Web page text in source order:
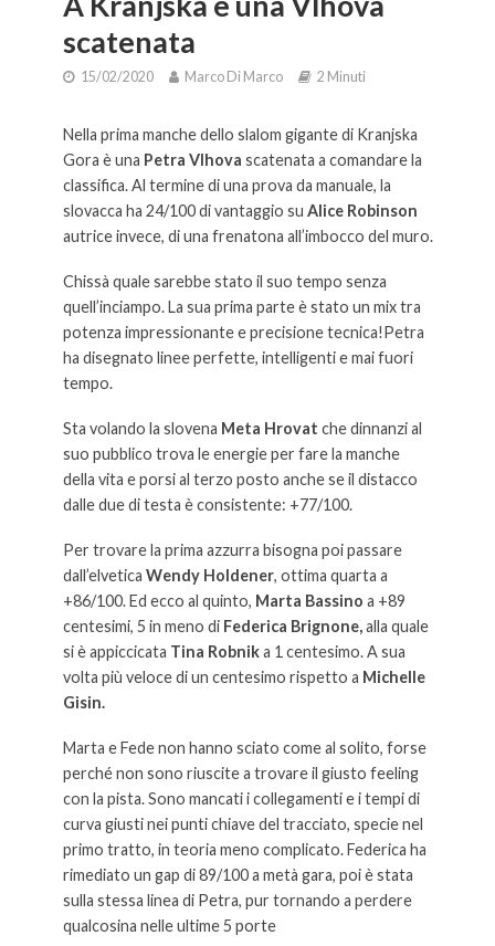
scatenata
15/02/2020 Marco Di Marco 2 Minuti
Nella prima manche dello slalom gigante di Kranjska
Gora è una Petra Vlhova scatenata a comandare la
classifica. Al termine di una prova da manuale, la
slovacca ha 24/100 di vantaggio su Alice Robinson
autrice invece, di una frenatona all’imbocco del muro.
Chissà quale sarebbe stato il suo tempo senza
quell’inciampo. La sua prima parte è stato un mix tra
potenza impressionante e precisione tecnica!Petra
ha disegnato linee perfette, intelligenti e mai fuori
tempo.
Sta volando la slovena Meta Hrovat che dinnanzi al
suo pubblico trova le energie per fare la manche
della vita e porsi al terzo posto anche se il distacco
dalle due di testa è consistente: +77/100.
Per trovare la prima azzurra bisogna poi passare
dall’elvetica Wendy Holdener, ottima quarta a
+86/100. Ed ecco al quinto, Marta Bassino a +89
centesimi, 5 in meno diFederica Brignone,alla quale
si è appiccicata Tina Robnika 1 centesimo. A sua
volta più veloce di un centesimo rispetto a Michelle
Gisin.
Marta e Fede non hanno sciato come al solito, forse
perché non sono riuscite a trovare il giusto feeling
con la pista. Sono mancati i collegamenti e i tempi di
curva giusti nei punti chiave del tracciato, specie nel
primo tratto, in teoria meno complicato. Federica ha
rimediato un gap di 89/100 a metà gara, poi è stata
sulla stessa linea di Petra, pur tornando a perdere
qualcosina nelle ultime 5 porte